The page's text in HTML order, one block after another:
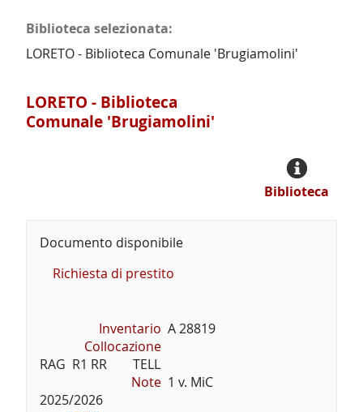
Biblioteca selezionata:
LORETO - Biblioteca Comunale 'Brugiamolini'
LORETO - Biblioteca
Comunale 'Brugiamolini'
Biblioteca
Documento disponibile
Richiesta di prestito
Inventario A 28819
Collocazione
RAG  R1 RR        TELL
Note 1 v. MiC
2025/2026